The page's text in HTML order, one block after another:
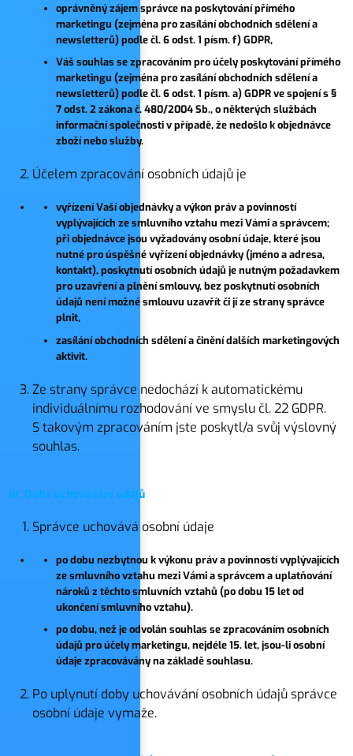
oprávněný zájem správce na poskytování přímého
marketingu (zejména pro zasílání obchodních sdělení a
newsletterů) podle čl. 6 odst. 1 písm. f) GDPR,
Váš souhlas se zpracováním pro účely poskytování přímého
marketingu (zejména pro zasílání obchodních sdělení a
newsletterů) podle čl. 6 odst. 1 písm. a) GDPR ve spojení s §
7 odst. 2 zákona č. 480/2004 Sb., o některých službách
informační společnosti v případě, že nedošlo k objednávce
zboží nebo služby.
Účelem zpracování osobních údajů je
vyřízení Vaší objednávky a výkon práv a povinností
vyplývajících ze smluvního vztahu mezi Vámi a správcem;
při objednávce jsou vyžadovány osobní údaje, které jsou
nutné pro úspěšné vyřízení objednávky (jméno a adresa,
kontakt), poskytnutí osobních údajů je nutným požadavkem
pro uzavření a plnění smlouvy, bez poskytnutí osobních
údajů není možné smlouvu uzavřít či jí ze strany správce
plnit,
zasílání obchodních sdělení a činění dalších marketingových
aktivit.
Ze strany správce nedochází k automatickému
individuálnímu rozhodování ve smyslu čl. 22 GDPR.
S takovým zpracováním jste poskytl/a svůj výslovný
souhlas.
IV. Doba uchovávání údajů
Správce uchovává osobní údaje
po dobu nezbytnou k výkonu práv a povinností vyplývajících
ze smluvního vztahu mezi Vámi a správcem a uplatňování
nároků z těchto smluvních vztahů (po dobu 15 let od
ukončení smluvního vztahu).
po dobu, než je odvolán souhlas se zpracováním osobních
údajů pro účely marketingu, nejdéle 15. let, jsou-li osobní
údaje zpracovávány na základě souhlasu.
Po uplynutí doby uchovávání osobních údajů správce
osobní údaje vymaže.